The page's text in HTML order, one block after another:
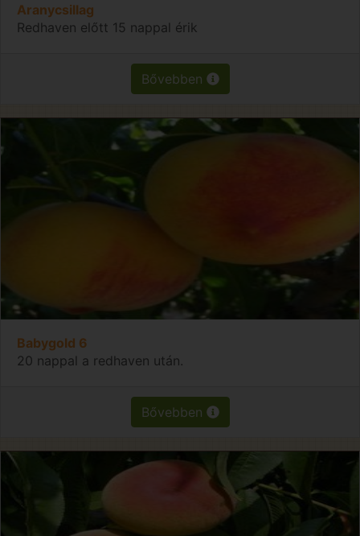
Aranycsillag
Redhaven előtt 15 nappal érik
Bővebben
Babygold 6
20 nappal a redhaven után.
Bővebben